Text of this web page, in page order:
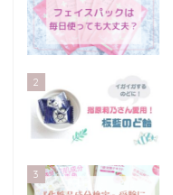
2
3